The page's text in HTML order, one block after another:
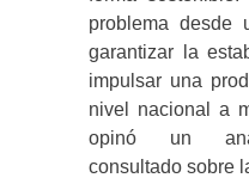
problema desde
garantizar la
impulsar una
nivel nacional a
opinó un
consultado sobre